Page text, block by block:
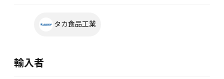
タカ食品工業
輸入者